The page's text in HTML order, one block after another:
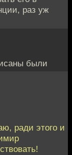
раз уж
были
ради этого и